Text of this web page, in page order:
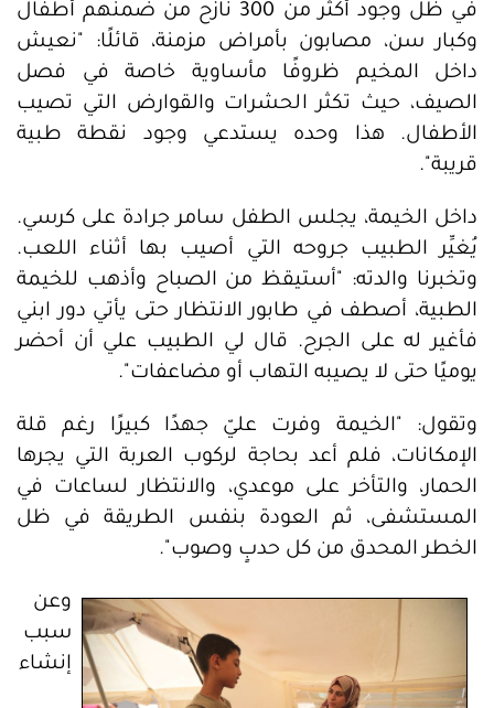
في ظل وجود أكثر من 300 نازح من ضمنهم أطفال
وكبار سن، مصابون بأمراض مزمنة، قائلًا: "نعيش
داخل المخيم ظروفًا مأساوية خاصة في فصل
الصيف، حيث تكثر الحشرات والقوارض التي تصيب
الأطفال. هذا وحده يستدعي وجود نقطة طبية
قريبة".
داخل الخيمة، يجلس الطفل سامر جرادة على كرسي.
يُغيِّر الطبيب جروحه التي أصيب بها أثناء اللعب.
وتخبرنا والدته: "أستيقظ من الصباح وأذهب للخيمة
الطبية، أصطف في طابور الانتظار حتى يأتي دور ابني
فأغير له على الجرح. قال لي الطبيب علي أن أحضر
يوميًا حتى لا يصيبه التهاب أو مضاعفات".
وتقول: "الخيمة وفرت عليّ جهدًا كبيرًا رغم قلة
الإمكانات، فلم أعد بحاجة لركوب العربة التي يجرها
الحمار، والتأخر على موعدي، والانتظار لساعات في
المستشفى، ثم العودة بنفس الطريقة في ظل
الخطر المحدق من كل حدبٍ وصوب".
وعن
سبب
إنشاء